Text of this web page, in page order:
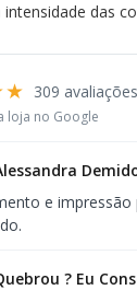
intensidade das
309 avaliações
loja no Google
e
? Eu